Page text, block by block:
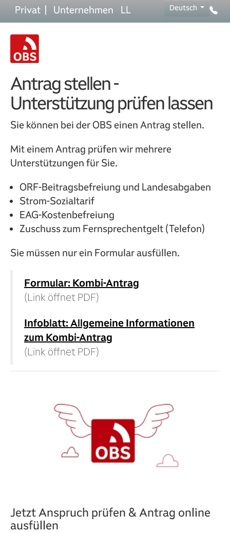
Skip to main content
Skip to page footer
Privat Unternehmen LL Deutsch
Antrag stellen -
Unterstützung prüfen lassen
Sie können bei der OBS einen Antrag stellen.
Mit einem Antrag prüfen wir mehrere
Unterstützungen für Sie.
ORF-Beitragsbefreiung und Landesabgaben
Strom-Sozialtarif
EAG-Kostenbefreiung
Zuschuss zum Fernsprechentgelt (Telefon)
Sie müssen nur ein Formular ausfüllen.
Formular: Kombi-Antrag
(Link öffnet PDF)
Infoblatt: Allgemeine Informationen
zum Kombi-Antrag
(Link öffnet PDF)
Jetzt Anspruch prüfen & Antrag online
ausfüllen